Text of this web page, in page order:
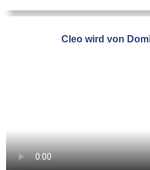
Cleo wird von